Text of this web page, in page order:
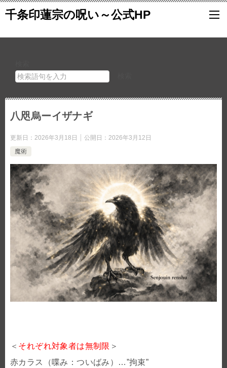
千条印蓮宗の呪い～公式HP
八咫烏ーイザナギ
更新日： 2026年3月18日 公開日： 2026年3月12日
魔術
＜ それぞれ対象者は無制限 ＞
赤カラス（喋み：ついばみ）…”拘束”